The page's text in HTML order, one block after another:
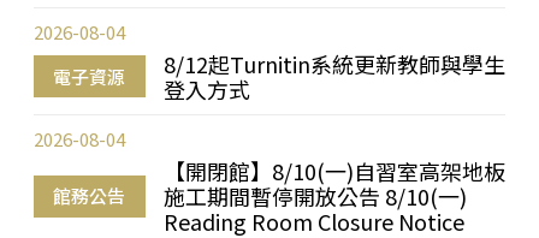
電子資源
8/12起Turnitin系統更新教師與學生
登入方式
2026-08-04
館務公告
【開閉館】8/10(一)自習室高架地板
施工期間暫停開放公告 8/10(一)
Reading Room Closure Notice
2026-08-04